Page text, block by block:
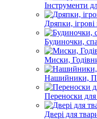
Інструменти
Дряпки,
Будиночки,
Миски,
Нашийники,
Переноски для
Двері для